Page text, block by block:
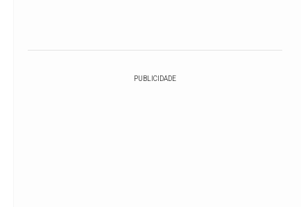
PUBLICIDADE